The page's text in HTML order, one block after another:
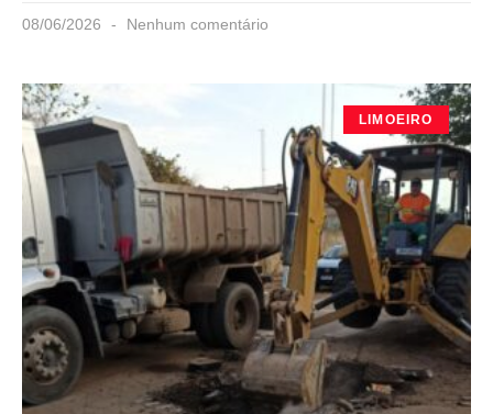
08/06/2026 Nenhum comentário
LIMOEIRO